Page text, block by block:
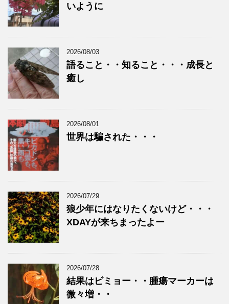
いように
2026/08/03
語ること・・知ること・・・成長と
癒し
2026/08/01
世界は騙された・・・
2026/07/29
狼少年にはなりたくないけど・・・
XDAYが来ちまったよー
2026/07/28
結果はビミョー・・腫瘍マーカーは
微々増・・